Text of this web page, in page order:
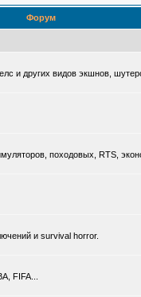
Форум
и других видов экшнов,
походовых, RTS,
и survival horror.
FIFA...